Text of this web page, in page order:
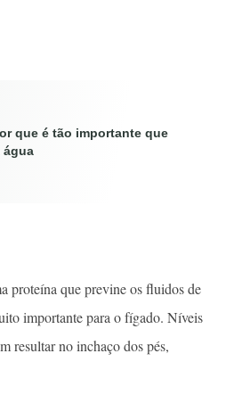
que é tão importante que
água
proteína que previne os fluidos de
importante para o fígado. Níveis
resultar no inchaço dos pés,